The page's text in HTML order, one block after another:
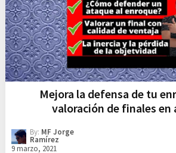
Mejora la defensa de tu
valoración de finales en
By: MF Jorge
Ramírez
9 marzo, 2021